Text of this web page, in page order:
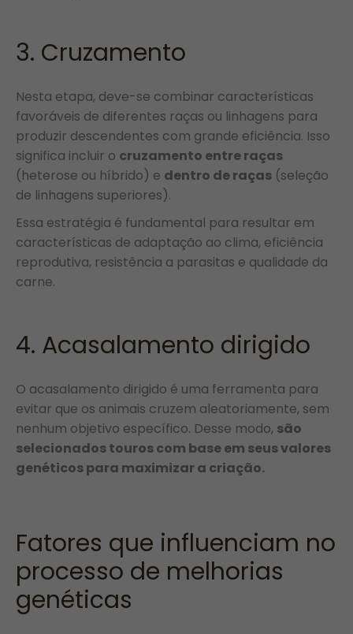
3. Cruzamento
Nesta etapa, deve-se combinar características
favoráveis de diferentes raças ou linhagens para
produzir descendentes com grande eficiência. Isso
significa incluir o cruzamento entre raças
(heterose ou híbrido) e dentro de raças (seleção
de linhagens superiores).
Essa estratégia é fundamental para resultar em
características de adaptação ao clima, eficiência
reprodutiva, resistência a parasitas e qualidade da
carne.
4. Acasalamento dirigido
O acasalamento dirigido é uma ferramenta para
evitar que os animais cruzem aleatoriamente, sem
nenhum objetivo específico. Desse modo, são
selecionados touros com base em seus valores
genéticos para maximizar a criação.
Fatores que influenciam no
processo de melhorias
genéticas